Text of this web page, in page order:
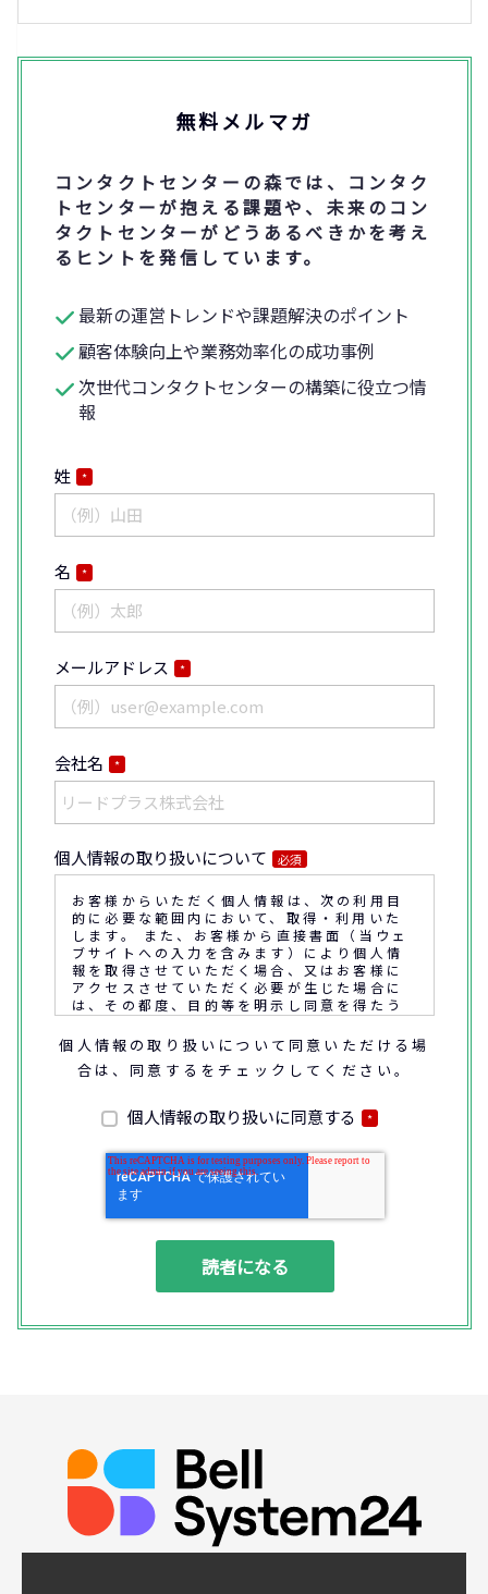
無料メルマガ
コンタクトセンターの森では、コンタク
トセンターが抱える課題や、未来のコン
タクトセンターがどうあるべきかを考え
るヒントを発信しています。
最新の運営トレンドや課題解決のポイント
顧客体験向上や業務効率化の成功事例
次世代コンタクトセンターの構築に役立つ情
報
姓 *
名 *
メールアドレス *
会社名 *
個人情報の取り扱いについて 必須
お客様からいただく個人情報は、次の利用目
的に必要な範囲内において、取得・利用いた
します。 また、お客様から直接書面（当ウェ
ブサイトへの入力を含みます）により個人情
報を取得させていただく場合、又はお客様に
アクセスさせていただく必要が生じた場合に
は、その都度、目的等を明示し同意を得たう
えで取得又はアクセスさせていただきます。
なお、通話内容の確認や応対品質の評価・研
客様との通話内容を書面、音声又は電子的方
法により記録させていただくことがありま
◆個人情報の利用目的
(1) お問い合わせいただいた内容やご相談に
行、その他業務上必要な事務連絡を行うため
(3) ご要望いただいた資料の発送や確認した
(4) ダイレクトメール、電子メール、電話等
◆取得する個人データの項目
所属組織名（会社名・団体名等）、氏名、部
署、役職、業種、ご住所、電話番号、E-Mail
アドレス
個人情報の取り扱いについて同意いただける場
合は、同意するをチェックしてください。
個人情報の取り扱いに同意する *